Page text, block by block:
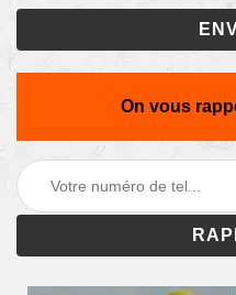
On vous